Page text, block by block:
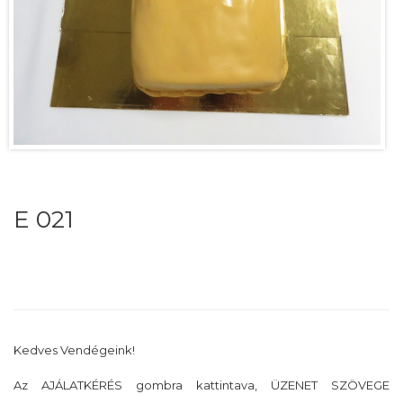
E 021
Kedves Vendégeink!
Az AJÁLATKÉRÉS gombra kattintava, ÜZENET SZÖVEGE